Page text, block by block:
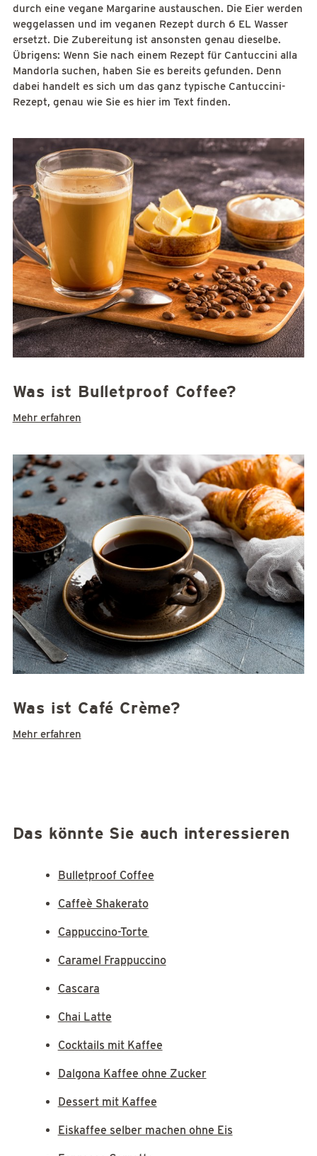
durch eine vegane Margarine austauschen. Die Eier werden
weggelassen und im veganen Rezept durch 6 EL Wasser
ersetzt. Die Zubereitung ist ansonsten genau dieselbe.
Übrigens: Wenn Sie nach einem Rezept für Cantuccini alla
Mandorla suchen, haben Sie es bereits gefunden. Denn
dabei handelt es sich um das ganz typische Cantuccini-
Rezept, genau wie Sie es hier im Text finden.
Was ist Bulletproof Coffee?
Mehr erfahren
Was ist Café Crème?
Mehr erfahren
Das könnte Sie auch interessieren
Bulletproof Coffee
Caffeè Shakerato
Cappuccino-Torte
Caramel Frappuccino
Cascara
Chai Latte
Cocktails mit Kaffee
Dalgona Kaffee ohne Zucker
Dessert mit Kaffee
Eiskaffee selber machen ohne Eis